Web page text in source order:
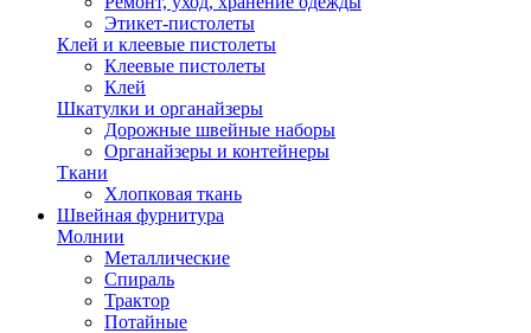
Этикет-пистолеты
Клей и клеевые пистолеты
Клеевые пистолеты
Клей
Шкатулки и органайзеры
Дорожные швейные наборы
Органайзеры и контейнеры
Ткани
Хлопковая ткань
Швейная фурнитура
Молнии
Металлические
Спираль
Трактор
Потайные